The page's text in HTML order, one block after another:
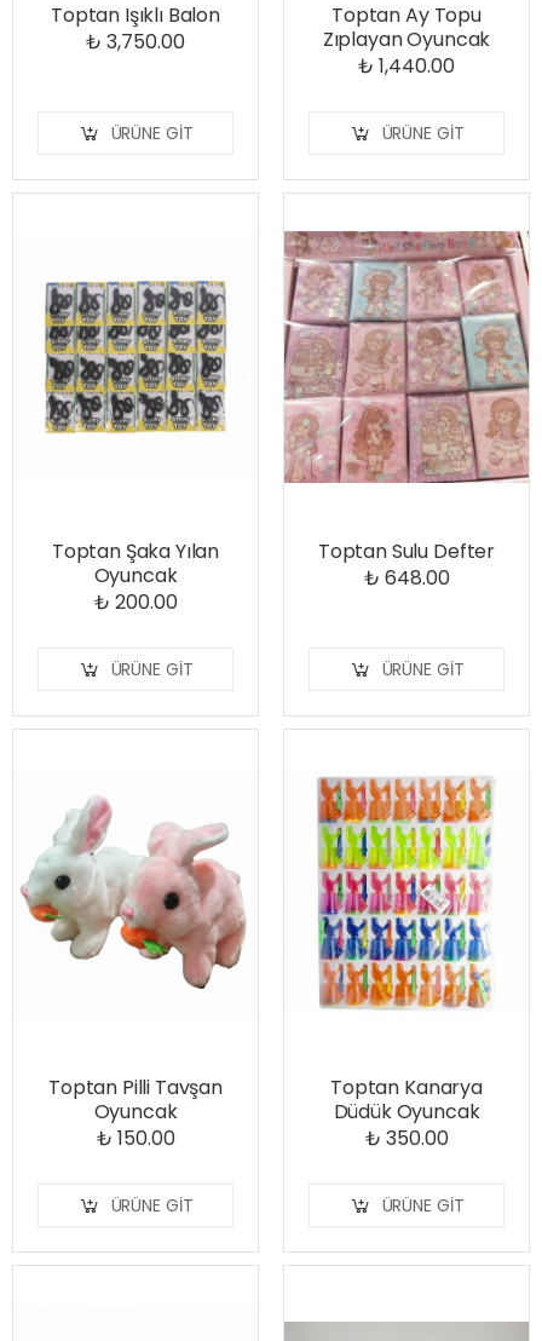
Toptan Işıklı Balon
₺ 3,750.00
ÜRÜNE GIT
Toptan Ay Topu
Zıplayan Oyuncak
₺ 1,440.00
ÜRÜNE GIT
Toptan Şaka Yılan
Oyuncak
₺ 200.00
ÜRÜNE GIT
Toptan Sulu Defter
₺ 648.00
ÜRÜNE GIT
Toptan Pilli Tavşan
Oyuncak
₺ 150.00
ÜRÜNE GIT
Toptan Kanarya
Düdük Oyuncak
₺ 350.00
ÜRÜNE GIT